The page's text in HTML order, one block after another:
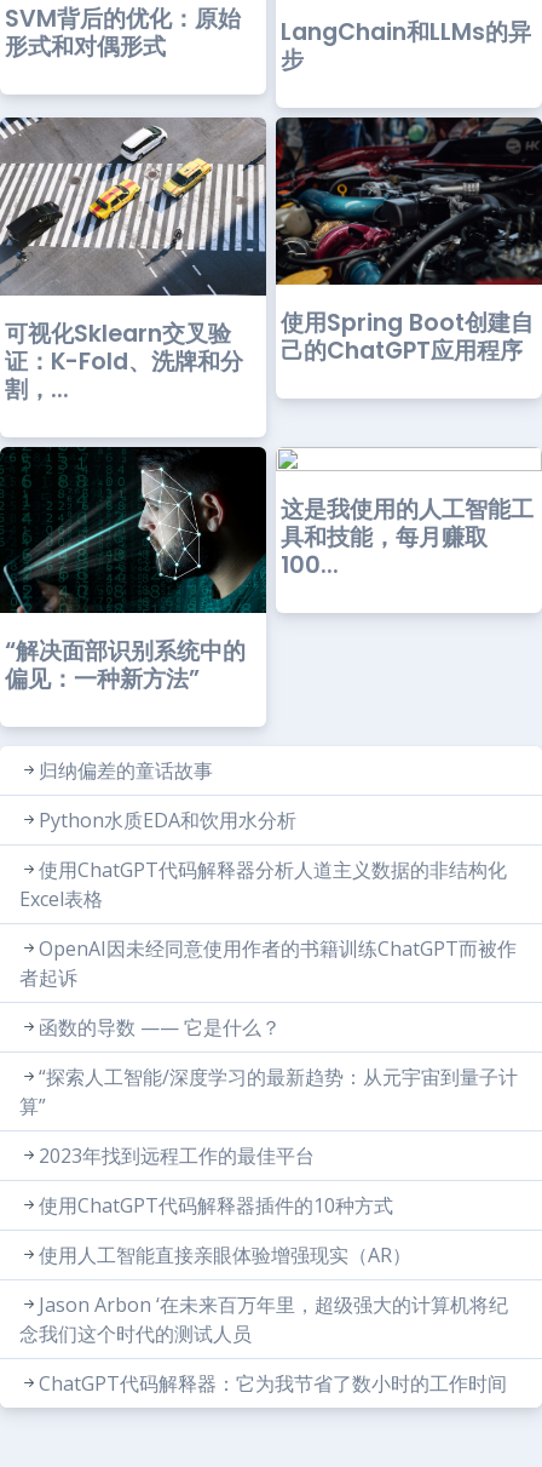
SVM背后的优化：原始
形式和对偶形式
LangChain和LLMs的异
步
可视化Sklearn交叉验
证：K-Fold、洗牌和分
割，...
使用Spring Boot创建自
己的ChatGPT应用程序
“解决面部识别系统中的
偏见：一种新方法”
这是我使用的人工智能工
具和技能，每月赚取
100...
归纳偏差的童话故事
Python水质EDA和饮用水分析
使用ChatGPT代码解释器分析人道主义数据的非结构化
Excel表格
OpenAI因未经同意使用作者的书籍训练ChatGPT而被作
者起诉
函数的导数 —— 它是什么？
“探索人工智能/深度学习的最新趋势：从元宇宙到量子计
算”
2023年找到远程工作的最佳平台
使用ChatGPT代码解释器插件的10种方式
使用人工智能直接亲眼体验增强现实（AR）
Jason Arbon ‘在未来百万年里，超级强大的计算机将纪
念我们这个时代的测试人员
ChatGPT代码解释器：它为我节省了数小时的工作时间